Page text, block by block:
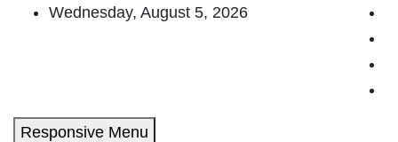
Wednesday, August 5, 2026
Responsive Menu